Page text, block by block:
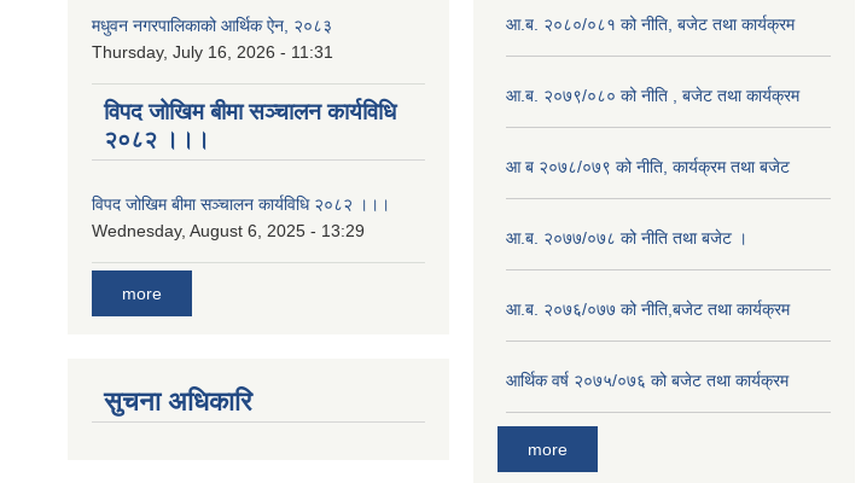
मधुवन नगरपालिकाको आर्थिक ऐन, २०८३
Thursday, July 16, 2026 - 11:31
विपद जोखिम बीमा सञ्चालन कार्यविधि
२०८२ ।।।
विपद जोखिम बीमा सञ्चालन कार्यविधि २०८२ ।।।
Wednesday, August 6, 2025 - 13:29
more
सुचना अधिकारि
आ.ब. २०८०/०८१ को नीति, बजेट तथा कार्यक्रम
आ.ब. २०७९/०८० को नीति , बजेट तथा कार्यक्रम
आ ब २०७८/०७९ को नीति, कार्यक्रम तथा बजेट
आ.ब. २०७७/०७८ को नीति तथा बजेट ।
आ.ब. २०७६/०७७ को नीति,बजेट तथा कार्यक्रम
आर्थिक वर्ष २०७५/०७६ को बजेट तथा कार्यक्रम
more